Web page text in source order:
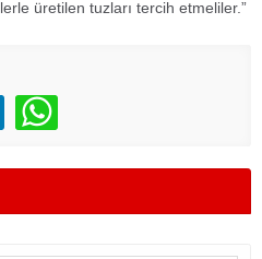
üretilen tuzları tercih etmeliler.”